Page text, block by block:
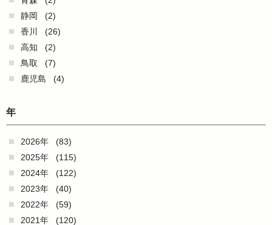
静岡
(2)
香川
(26)
高知
(2)
鳥取
(7)
鹿児島
(4)
年
2026年
(83)
2025年
(115)
2024年
(122)
2023年
(40)
2022年
(59)
2021年
(120)